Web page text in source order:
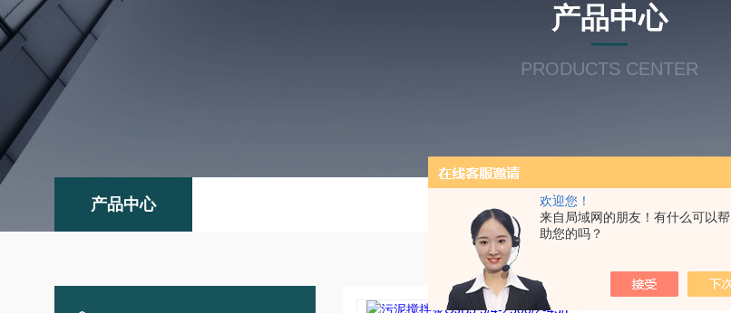
欢迎您！
来自局域网的朋友！有什么可以帮
助您的吗？
产品中心
PRODUCTS CENTER
产品中心